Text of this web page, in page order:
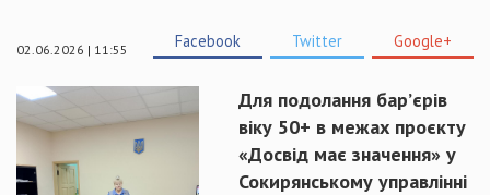
02.06.2026 | 11:55 Facebook Twitter Google+
Для подолання бар’єрів
віку 50+ в межах проєкту
«Досвід має значення» у
Сокирянському управлінні